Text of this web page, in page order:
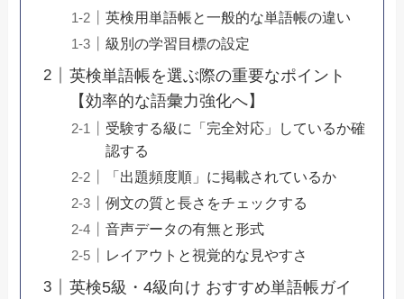
英検用単語帳と一般的な単語帳の違い
級別の学習目標の設定
英検単語帳を選ぶ際の重要なポイント
【効率的な語彙力強化へ】
受験する級に「完全対応」しているか確
認する
「出題頻度順」に掲載されているか
例文の質と長さをチェックする
音声データの有無と形式
レイアウトと視覚的な見やすさ
英検5級・4級向け おすすめ単語帳ガイ